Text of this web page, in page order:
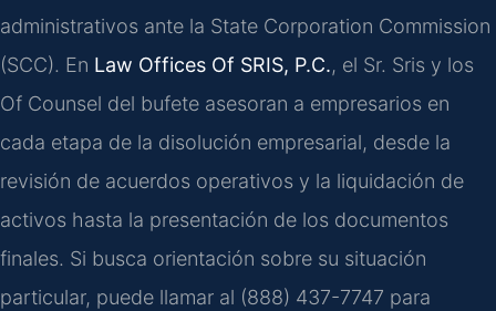
administrativos ante la State Corporation Commission
(SCC). En Law Offices Of SRIS, P.C., el Sr. Sris y los
Of Counsel del bufete asesoran a empresarios en
cada etapa de la disolución empresarial, desde la
revisión de acuerdos operativos y la liquidación de
activos hasta la presentación de los documentos
finales. Si busca orientación sobre su situación
particular, puede llamar al (888) 437-7747 para